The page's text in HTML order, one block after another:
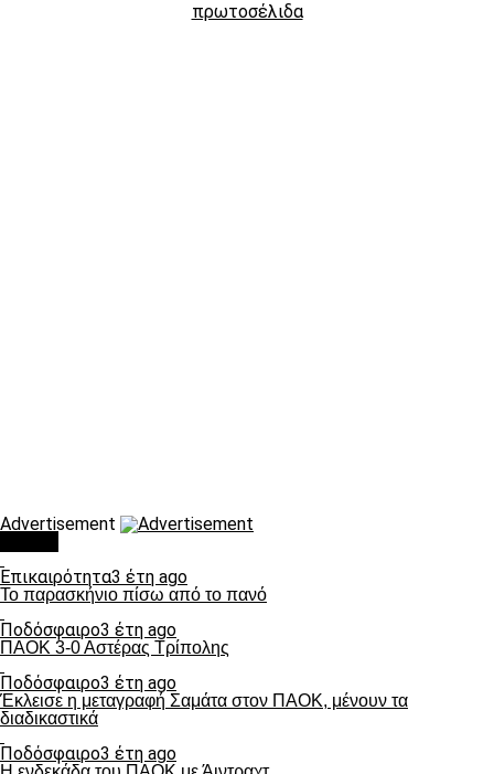
πρωτοσέλιδα
Advertisement
Επικαιρότητα3 έτη ago
Το παρασκήνιο πίσω από το πανό
Ποδόσφαιρο3 έτη ago
ΠΑΟΚ 3-0 Αστέρας Τρίπολης
Ποδόσφαιρο3 έτη ago
Έκλεισε η μεταγραφή Σαμάτα στον ΠΑΟΚ, μένουν τα
διαδικαστικά
Ποδόσφαιρο3 έτη ago